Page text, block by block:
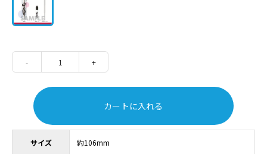
サイズ 約106mm
- 1 +
カートに入れる